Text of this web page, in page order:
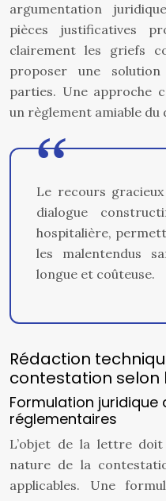
argumentation
pièces justificatives
clairement les griefs
proposer une
parties. Une approche
un règlement amiable du
Le recours
dialogue
hospitalière,
les malentendus
longue et coûteuse.
Rédaction
contestation selon
Formulation juridique
réglementaires
L’objet de la lettre
nature de la
applicables. Une